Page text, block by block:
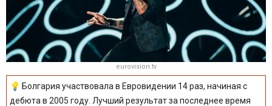
eurovision.tv
💡 Болгария участвовала в Евровидении 14 раз, начиная с
дебюта в 2005 году. Лучший результат за последнее время